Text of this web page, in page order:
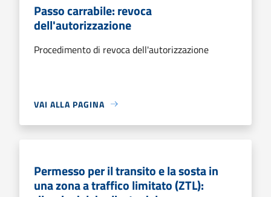
Passo carrabile: revoca
dell'autorizzazione
Procedimento di revoca dell'autorizzazione
VAI ALLA PAGINA
Permesso per il transito e la sosta in
una zona a traffico limitato (ZTL):